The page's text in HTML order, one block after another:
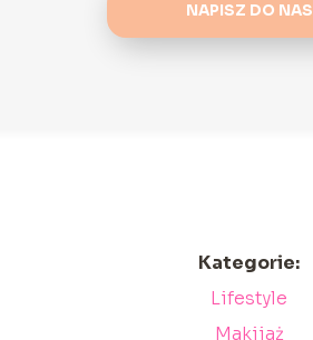
NAPISZ DO NAS
Kategorie:
Lifestyle
Makijaż